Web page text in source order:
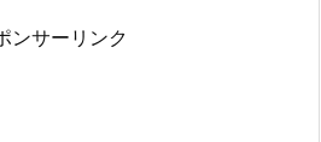
ンサーリンク